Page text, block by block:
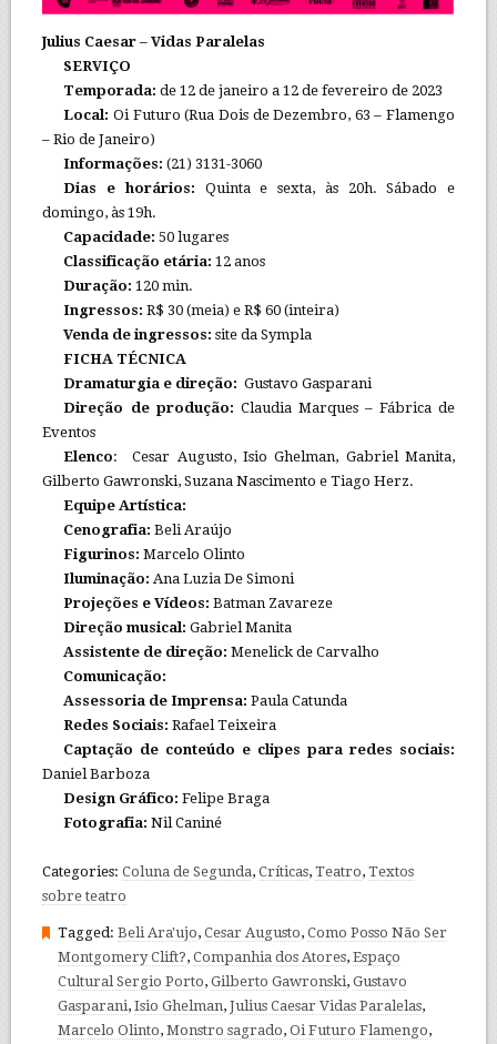
Julius Caesar – Vidas Paralelas
SERVIÇO
Temporada: de 12 de janeiro a 12 de fevereiro de 2023
Local: Oi Futuro (Rua Dois de Dezembro, 63 – Flamengo
– Rio de Janeiro)
Informações: (21) 3131-3060
Dias e horários: Quinta e sexta, às 20h. Sábado e
domingo, às 19h.
Capacidade: 50 lugares
Classificação etária: 12 anos
Duração: 120 min.
Ingressos: R$ 30 (meia) e R$ 60 (inteira)
Venda de ingressos: site da Sympla
FICHA TÉCNICA
Dramaturgia e direção: Gustavo Gasparani
Direção de produção: Claudia Marques – Fábrica de
Eventos
Elenco: Cesar Augusto, Isio Ghelman, Gabriel Manita,
Gilberto Gawronski, Suzana Nascimento e Tiago Herz.
Equipe Artística:
Cenografia: Beli Araújo
Figurinos: Marcelo Olinto
Iluminação: Ana Luzia De Simoni
Projeções e Vídeos: Batman Zavareze
Direção musical: Gabriel Manita
Assistente de direção:Menelick de Carvalho
Comunicação:
Assessoria de Imprensa: Paula Catunda
Redes Sociais: Rafael Teixeira
Captação de conteúdo e clipes para redes sociais:
Daniel Barboza
Design Gráfico: Felipe Braga
Fotografia: Nil Caniné
Categories: Coluna de Segunda, Críticas, Teatro, Textos
sobre teatro
Tagged: Beli Ara'ujo, Cesar Augusto, Como Posso Não Ser
Montgomery Clift?, Companhia dos Atores, Espaço
Cultural Sergio Porto, Gilberto Gawronski, Gustavo
Gasparani, Isio Ghelman, Julius Caesar Vidas Paralelas,
Marcelo Olinto, Monstro sagrado, Oi Futuro Flamengo,